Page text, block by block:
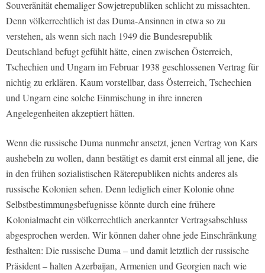
Souveränität ehemaliger Sowjetrepubliken schlicht zu missachten.
Denn völkerrechtlich ist das Duma-Ansinnen in etwa so zu
verstehen, als wenn sich nach 1949 die Bundesrepublik
Deutschland befugt gefühlt hätte, einen zwischen Österreich,
Tschechien und Ungarn im Februar 1938 geschlossenen Vertrag für
nichtig zu erklären. Kaum vorstellbar, dass Österreich, Tschechien
und Ungarn eine solche Einmischung in ihre inneren
Angelegenheiten akzeptiert hätten.
Wenn die russische Duma nunmehr ansetzt, jenen Vertrag von Kars
aushebeln zu wollen, dann bestätigt es damit erst einmal all jene, die
in den frühen sozialistischen Räterepubliken nichts anderes als
russische Kolonien sehen. Denn lediglich einer Kolonie ohne
Selbstbestimmungsbefugnisse könnte durch eine frühere
Kolonialmacht ein völkerrechtlich anerkannter Vertragsabschluss
abgesprochen werden. Wir können daher ohne jede Einschränkung
festhalten: Die russische Duma – und damit letztlich der russische
Präsident – halten Azerbaijan, Armenien und Georgien nach wie